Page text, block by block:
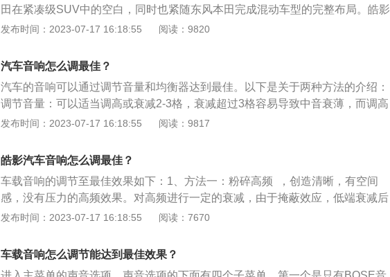
田在紧凑级SUV中的空白，同时也紧随东风本田完成混动车型的完整布局。皓影
的内饰与CR-V的不同主要集中在中央扶手和杯架位置，第二代的HondaConnect
调整模式。此时，可以手动调整方向盘的位置。当方向盘移动到所需位置时，按
下压力杆以锁定方向盘。有些型号使用电动开关，可直接调节前、后、左、右方
向。
发布时间：2023-07-17 16:18:55 阅读：9820
汽车音响怎么调最佳？
汽车的音响可以通过调节音量和均衡器达到最佳。以下是关于两种方法的介绍：
调节音量：可以适当调高或衰减2-3格，衰减超过3格容易导致中音衰薄，而调高
超过3格会导致音效失真;低音由于强劲有力，可以根据个人喜好进行调节，如果
音增益2格，低音衰减2格，车载音响才能达到最佳效果。根据曲风的不同还可以
选着摇滚效果(高音增益4格，中音衰减4格，低音增益4格)，如果配有其他模式
(舞曲效果、爵士效果等)可以直接选用。
发布时间：2023-07-17 16:18:55 阅读：9817
皓影汽车音响怎么调最佳？
车载音响的调节至最佳效果如下：1、方法一：粉碎高频 ，创造清晰，有空间
感，没有压力的高频效果。对高频进行一定的衰减，由于掩蔽效应，低端衰减后
可以突出高频段的细腻和空间感。2、方法二：收紧超低频 ，创造爽快，干净的
爽。3、方法三：加厚中低频，创造快速、饱满的中低频效果。切掉60赫兹以下
的频段，让低端反应速度提升，增加160赫兹段让音效更加厚实饱满。
发布时间：2023-07-17 16:18:55 阅读：7670
车载音响怎么调节能达到最佳效果？